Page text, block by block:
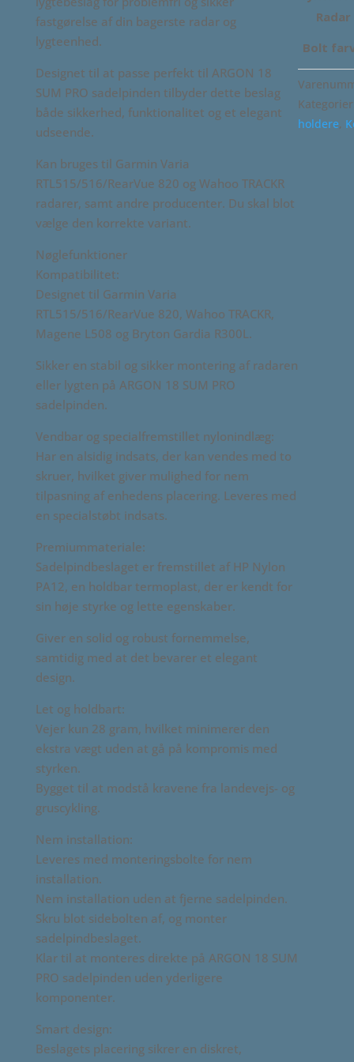
fastgørelse af din bagerste radar og
lygteenhed.
Designet til at passe perfekt til ARGON 18
SUM PRO sadelpinden tilbyder dette beslag
både sikkerhed, funktionalitet og et elegant
udseende.
Kan bruges til Garmin Varia
RTL515/516/RearVue 820 og Wahoo TRACKR
radarer, samt andre producenter. Du skal blot
vælge den korrekte variant.
Nøglefunktioner
Kompatibilitet:
Designet til Garmin Varia
RTL515/516/RearVue 820, Wahoo TRACKR,
Magene L508 og Bryton Gardia R300L.
Sikker en stabil og sikker montering af radaren
eller lygten på ARGON 18 SUM PRO
sadelpinden.
Vendbar og specialfremstillet nylonindlæg:
Har en alsidig indsats, der kan vendes med to
skruer, hvilket giver mulighed for nem
tilpasning af enhedens placering. Leveres med
en specialstøbt indsats.
Premiummateriale:
Sadelpindbeslaget er fremstillet af HP Nylon
PA12, en holdbar termoplast, der er kendt for
sin høje styrke og lette egenskaber.
Giver en solid og robust fornemmelse,
samtidig med at det bevarer et elegant
design.
Let og holdbart:
Vejer kun 28 gram, hvilket minimerer den
ekstra vægt uden at gå på kompromis med
styrken.
Bygget til at modstå kravene fra landevejs- og
gruscykling.
Nem installation:
Leveres med monteringsbolte for nem
installation.
Nem installation uden at fjerne sadelpinden.
Skru blot sidebolten af, og monter
sadelpindbeslaget.
Klar til at monteres direkte på ARGON 18 SUM
PRO sadelpinden uden yderligere
komponenter.
Smart design:
Beslagets placering sikrer en diskret,
Radar
Bolt
holdere,